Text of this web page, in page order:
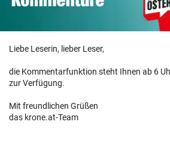
Liebe Leserin, lieber Leser,
die Kommentarfunktion steht Ihnen ab 6
zur Verfügung.
Mit freundlichen Grüßen
das krone.at-Team